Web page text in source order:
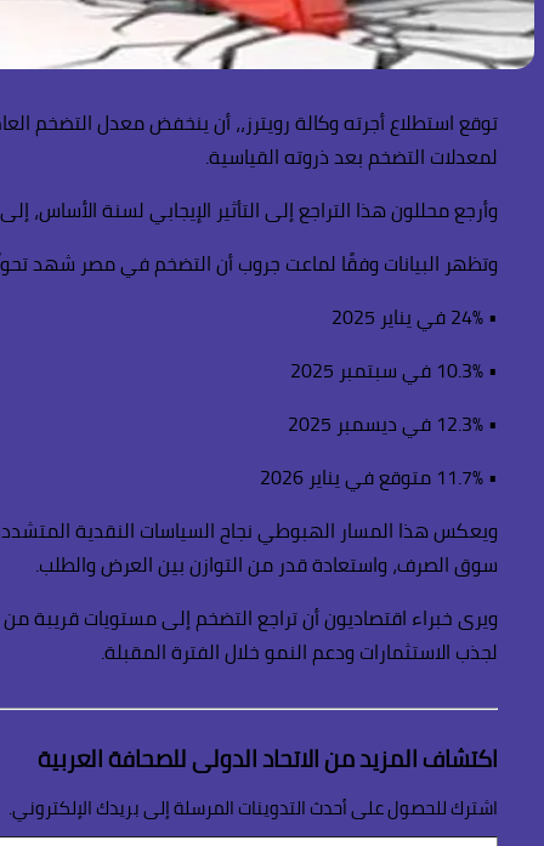
لمعدلات التضخم بعد ذروته القياسية.
وأرجع محللون هذا التراجع إلى التأثير الإيجابي لسنة
وتظهر البيانات وفقًا لماعت جروب أن التضخم في مصر شهد تحولًا هيكليًا واضحًا، بعدما بلغ
• 24% في يناير 2025
• 10.3% في سبتمبر 2025
• 12.3% في ديسمبر 2025
• 11.7% متوقع في يناير 2026
ويعكس هذا المسار الهبوطي نجاح السياسات النقدية
سوق الصرف، واستعادة قدر من التوازن بين العرض والطلب.
ويرى خبراء اقتصاديون أن تراجع التضخم إلى مستويات قريبة
لجذب الاستثمارات ودعم النمو خلال الفترة المقبلة.
اكتشاف المزيد من الاتحاد الدولى للصحافة العربية
اشترك للحصول على أحدث التدوينات المرسلة إلى بريدك الإلكتروني.